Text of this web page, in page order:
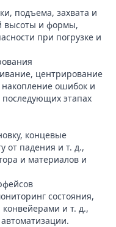
подъема, захвата и
высоты и формы,
при погрузке и
центрирование
ошибок и
этапах
концевые
от падения и т. д.,
и материалов и
состояния,
конвейерами и т. д.,